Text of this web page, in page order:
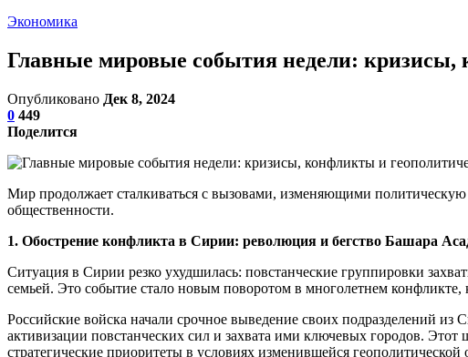
Экономика
Главные мировые события недели:
Опубликовано Дек 8, 2024
0 449
Поделится
Мир продолжает сталкиваться с вызовами, изменяющими
общественности.
1. Обострение конфликта в Сирии: революция и бегство Башара
Ситуация в Сирии резко ухудшилась: повстанческие группировки
семьей. Это событие стало новым поворотом в многолетнем
Российские войска начали срочное выведение своих подразделений
активизации повстанческих сил и захвата ими ключевых городов.
стратегические приоритеты в условиях изменившейся